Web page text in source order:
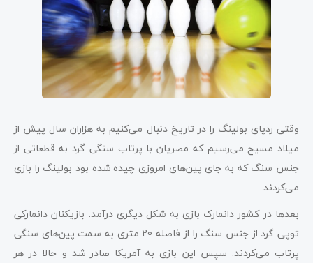
وقتی ردپای بولینگ را در تاریخ دنبال می‌کنیم به هزاران سال پیش از
میلاد مسیح می‌رسیم که مصریان با پرتاب سنگی گرد به قطعاتی از
جنس سنگ که به جای پین‌های امروزی چیده شده بود بولینگ را بازی
می‌کردند.
بعدها در کشور دانمارک بازی به شکل دیگری درآمد. بازیکنان دانمارکی
توپی گرد از جنس سنگ را از فاصله 20 متری به سمت پین‌های سنگی
پرتاب می‌کردند. سپس این بازی به آمریکا صادر شد و حالا در هر